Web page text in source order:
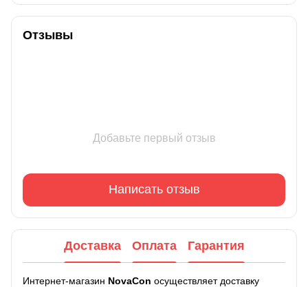
Отзывы
Добавьте первый отзыв
Написать отзыв
Доставка Оплата Гарантия
Интернет-магазин NovaCon осуществляет доставку